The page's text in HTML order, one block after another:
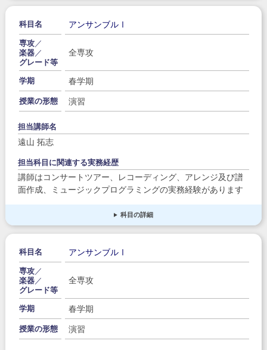
科目名 アンサンブルⅠ
専攻／
楽器／
グレード等
全専攻
学期 春学期
授業の形態 演習
担当講師名
遠山 拓志
担当科目に関連する実務経歴
講師はコンサートツアー、レコーディング、アレンジ及び譜
面作成、ミュージックプログラミングの実務経験があります
科目の詳細
科目名 アンサンブルⅠ
専攻／
楽器／
グレード等
全専攻
学期 春学期
授業の形態 演習